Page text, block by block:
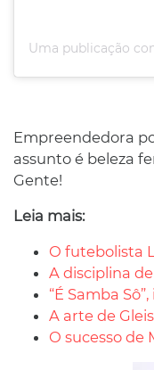
Empreendedora
assunto é beleza
Gente!
Leia mais:
O futebolista
A disciplina
“É Samba
A arte de
O sucesso de